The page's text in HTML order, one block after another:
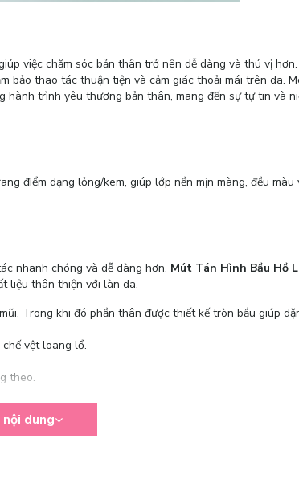
việc chăm sóc bản thân trở nên dễ dàng và thú vị
bảo thao tác thuận tiện và cảm giác thoải mái trên da.
trình yêu thương bản thân, mang đến sự tự tin và
điểm dạng lỏng/kem, giúp lớp nền mịn màng, đều
nhanh chóng và dễ dàng hơn. Mút Tán Hình Bầu Hồ
liệu thân thiện với làn da.
Trong khi đó phần thân được thiết kế tròn bầu giúp
vệt loang lổ.
theo.
dung